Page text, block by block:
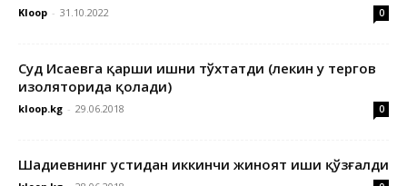
Kloop - 31.10.2022 0
Суд Исаевга қарши ишни тўхтатди (лекин у тергов
изоляторида қолади)
kloop.kg - 29.06.2018 0
Шадиевнинг устидан иккинчи жиноят иши қўзғалди